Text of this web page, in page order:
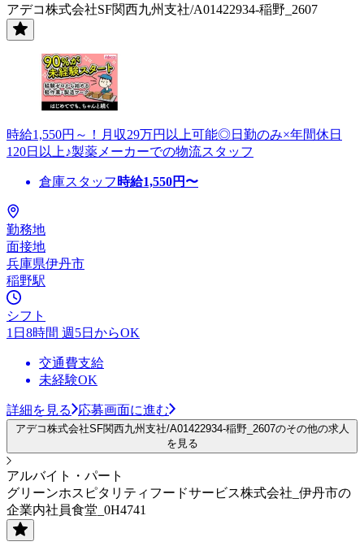
アデコ株式会社SF関西九州支社/A01422934-稲野_2607
時給1,550円～！月収29万円以上可能◎日勤のみ×年間休日
120日以上♪製薬メーカーでの物流スタッフ
倉庫スタッフ 時給1,550円〜
勤務地
面接地
兵庫県伊丹市
稲野駅
シフト
1日8時間 週5日からOK
交通費支給
未経験OK
詳細を見る 応募画面に進む
アデコ株式会社SF関西九州支社/A01422934-稲野_2607のその他の求人
を見る
アルバイト・パート
グリーンホスピタリティフードサービス株式会社_伊丹市の
企業内社員食堂_0H4741